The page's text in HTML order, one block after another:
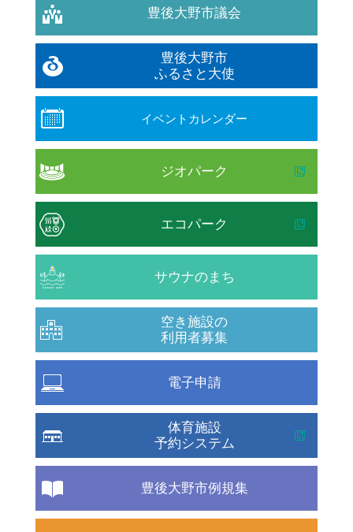
豊後大野市議会
豊後大野市
ふるさと大使
イベントカレンダー
ジオパーク
エコパーク
サウナのまち
空き施設の
利用者募集
電子申請
体育施設
予約システム
豊後大野市例規集